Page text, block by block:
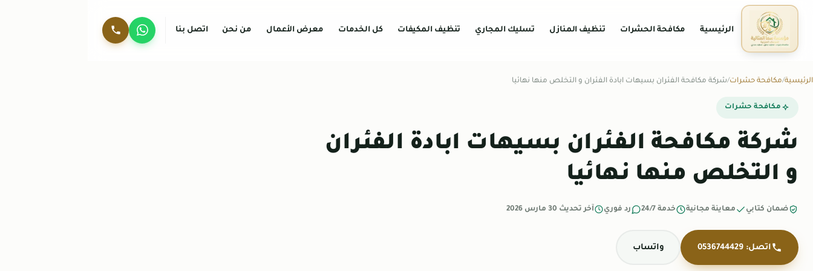
الرئيسية مكافحة الحشرات تنظيف المنازل تسليك المجاري تنظيف المكيفات كل الخدمات معرض الأعمال من نحن اتصل بنا
واتساب 0536744429
الرئيسية مكافحة حشرات شركة مكافحة الفئران بسيهات ابادة الفئران و التخلص منها نهائيا
مكافحة حشرات
شركة مكافحة الفئران بسيهات ابادة الفئران
و التخلص منها نهائيا
ضمان كتابي معاينة مجانية خدمة 24/7 رد فوري آخر تحديث 30 مارس 2026
اتصل: 0536744429 واتساب